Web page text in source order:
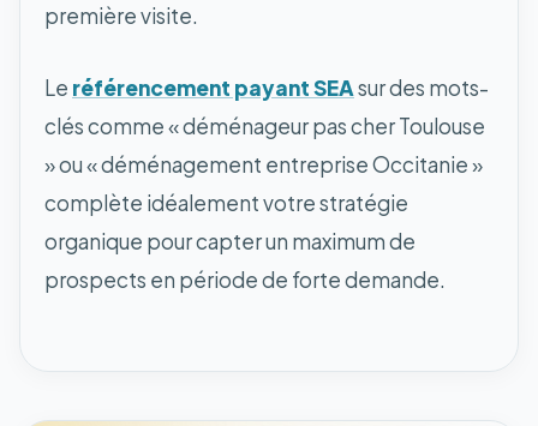
première visite.
Le référencement payant SEAsur des mots-
clés comme « déménageur pas cher Toulouse
» ou « déménagement entreprise Occitanie »
complète idéalement votre stratégie
organique pour capter un maximum de
prospects en période de forte demande.